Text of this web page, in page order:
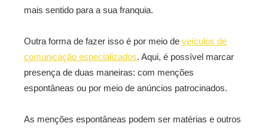
mais sentido para a sua franquia.
Outra forma de fazer isso é por meio de veículos de
comunicação especializados. Aqui, é possível marcar
presença de duas maneiras: com menções
espontâneas ou por meio de anúncios patrocinados.
As menções espontâneas podem ser matérias e outros